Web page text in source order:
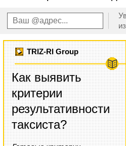
TRIZ-RI Group
Как выявить
критерии
результативности
таксиста?